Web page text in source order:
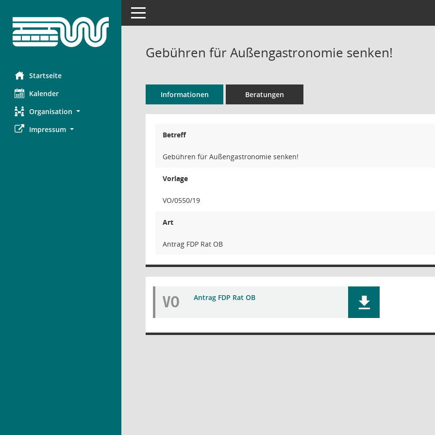
Startseite
Kalender
Organisation
Impressum
Toggle navigation
Gebühren für Außengastronomie senken!
Informationen Beratungen
Betreff
Gebühren für Außengastronomie senken!
Vorlage
VO/0550/19
Art
Antrag FDP Rat OB
VO Antrag FDP Rat OB